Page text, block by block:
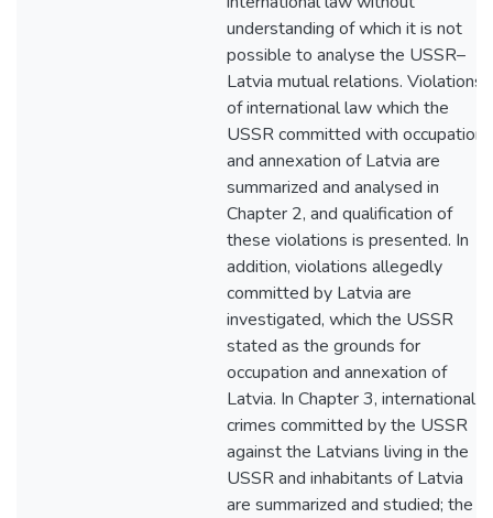
understanding of which it is not
possible to analyse the USSR–
Latvia mutual relations. Violations
of international law which the
USSR committed with occupation
and annexation of Latvia are
summarized and analysed in
Chapter 2, and qualification of
these violations is presented. In
addition, violations allegedly
committed by Latvia are
investigated, which the USSR
stated as the grounds for
occupation and annexation of
Latvia. In Chapter 3, international
crimes committed by the USSR
against the Latvians living in the
USSR and inhabitants of Latvia
are summarized and studied; the